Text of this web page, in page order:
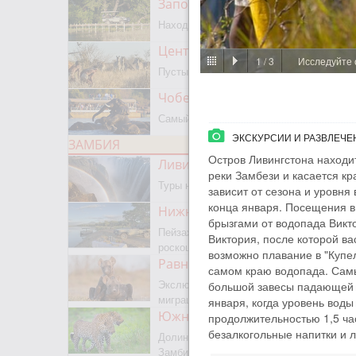
Заповедник Мореми
Находится на границе с Окаванго
Центральный Калахари
Пустыня, сафари, бушмены
Чобе парк
Самый известный парк Ботсваны
ЗАМБИЯ
Ливингстон
Туры на водопад Виктория
Нижняя Замбези
Пейзажное сафари, каноэ,
роскошная рыбалка
Равнины Люва
Экслюзивный парк с сезонной
миграцией животных и птиц
Южная Луангва
Долина Лепардов, главный парк
Замбии
1 /3 Исследуйте
ЭКСКУРСИИ И
Остров Ливингстона
реки Замбези и касается
зависит от сезона и
конца января. Посещения
брызгами от водопада
Виктория, после которой
возможно плавание в
самом краю водопада.
большой завесы падающей
января, когда уровень
продолжительностью 1,5
безалкогольные напитки и